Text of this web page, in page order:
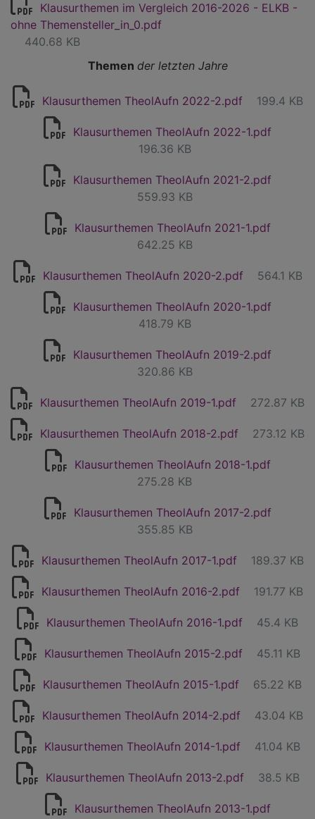
Klausurthemen im Vergleich 2016-2026 - ELKB -
ohne Themensteller_in_0.pdf
440.68 KB
Themen der letzten Jahre
Klausurthemen TheolAufn 2022-2.pdf 199.4 KB
Klausurthemen TheolAufn 2022-1.pdf
196.36 KB
Klausurthemen TheolAufn 2021-2.pdf
559.93 KB
Klausurthemen TheolAufn 2021-1.pdf
642.25 KB
Klausurthemen TheolAufn 2020-2.pdf 564.1 KB
Klausurthemen TheolAufn 2020-1.pdf
418.79 KB
Klausurthemen TheolAufn 2019-2.pdf
320.86 KB
Klausurthemen TheolAufn 2019-1.pdf 272.87 KB
Klausurthemen TheolAufn 2018-2.pdf 273.12 KB
Klausurthemen TheolAufn 2018-1.pdf
275.28 KB
Klausurthemen TheolAufn 2017-2.pdf
355.85 KB
Klausurthemen TheolAufn 2017-1.pdf 189.37 KB
Klausurthemen TheolAufn 2016-2.pdf 191.77 KB
Klausurthemen TheolAufn 2016-1.pdf 45.4 KB
Klausurthemen TheolAufn 2015-2.pdf 45.11 KB
Klausurthemen TheolAufn 2015-1.pdf 65.22 KB
Klausurthemen TheolAufn 2014-2.pdf 43.04 KB
Klausurthemen TheolAufn 2014-1.pdf 41.04 KB
Klausurthemen TheolAufn 2013-2.pdf 38.5 KB
Klausurthemen TheolAufn 2013-1.pdf